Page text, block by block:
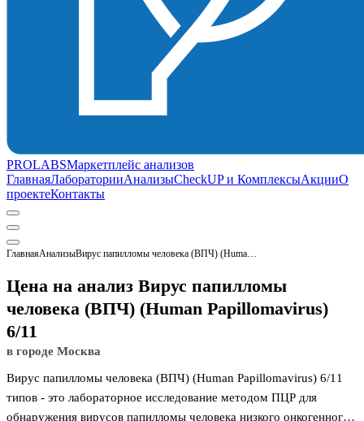
PROLABSМаркетплейс анализов
ГлавнаяЛабораторииАнализыCheckUP и КомплексыАкцииО
проектеКонтакты
ГлавнаяАнализы Вирус папилломы человека (ВПЧ) (Human Papillomavirus) 6/11
Цена на анализ Вирус папилломы
человека (ВПЧ) (Human Papillomavirus)
6/11
в городе Москва
Вирус папилломы человека (ВПЧ) (Human Papillomavirus) 6/11
типов - это лабораторное исследование методом ПЦР для
обнаружения вирусов папилломы человека низкого онкогенного